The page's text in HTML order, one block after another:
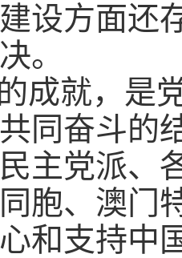
设方面还
。
成就，是
同奋斗的
主党派、
胞、澳门
和支持中